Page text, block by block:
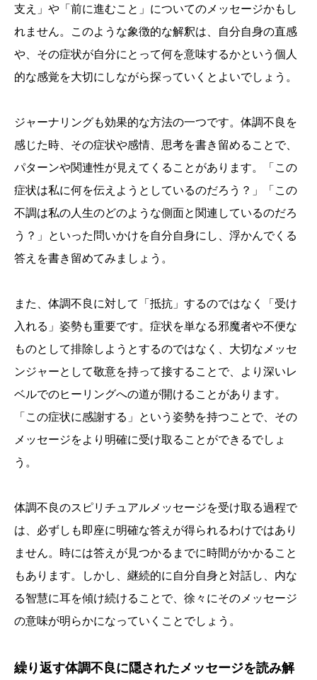
支え」や「前に進むこと」についてのメッセージかもし
れません。このような象徴的な解釈は、自分自身の直感
や、その症状が自分にとって何を意味するかという個人
的な感覚を大切にしながら探っていくとよいでしょう。
ジャーナリングも効果的な方法の一つです。体調不良を
感じた時、その症状や感情、思考を書き留めることで、
パターンや関連性が見えてくることがあります。「この
症状は私に何を伝えようとしているのだろう？」「この
不調は私の人生のどのような側面と関連しているのだろ
う？」といった問いかけを自分自身にし、浮かんでくる
答えを書き留めてみましょう。
また、体調不良に対して「抵抗」するのではなく「受け
入れる」姿勢も重要です。症状を単なる邪魔者や不便な
ものとして排除しようとするのではなく、大切なメッセ
ンジャーとして敬意を持って接することで、より深いレ
ベルでのヒーリングへの道が開けることがあります。
「この症状に感謝する」という姿勢を持つことで、その
メッセージをより明確に受け取ることができるでしょ
う。
体調不良のスピリチュアルメッセージを受け取る過程で
は、必ずしも即座に明確な答えが得られるわけではあり
ません。時には答えが見つかるまでに時間がかかること
もあります。しかし、継続的に自分自身と対話し、内な
る智慧に耳を傾け続けることで、徐々にそのメッセージ
の意味が明らかになっていくことでしょう。
繰り返す体調不良に隠されたメッセージを読み解
誕生日ランキング 金運神社 金運財布 姓名判断